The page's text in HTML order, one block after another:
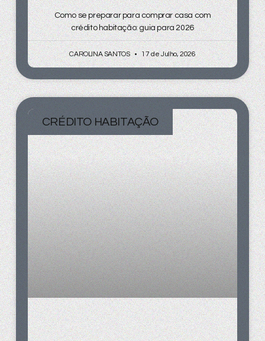
Como se preparar para comprar casa com
crédito habitação: guia para 2026
CAROLINA SANTOS 17 de Julho, 2026
CRÉDITO HABITAÇÃO